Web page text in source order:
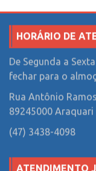
HORÁRIO DE
De Segunda a
fechar para o
Rua Antônio
89245000 Araquari
(47) 3438-4098
ATENDIMENTO